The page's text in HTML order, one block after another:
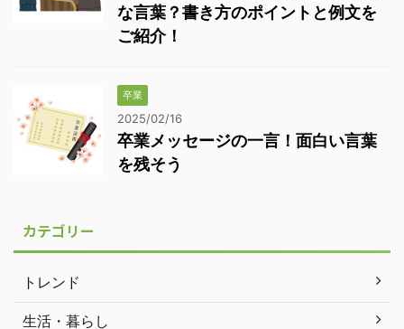
な言葉？書き方のポイントと例文を
ご紹介！
卒業
2025/02/16
卒業メッセージの一言！面白い言葉
を残そう
カテゴリー
トレンド
生活・暮らし